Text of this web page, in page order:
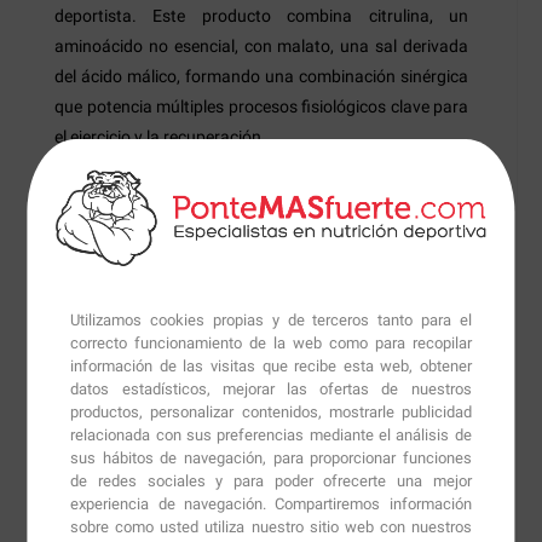
Utilizamos cookies propias y de terceros tanto para el
correcto funcionamiento de la web como para recopilar
información de las visitas que recibe esta web, obtener
datos estadísticos, mejorar las ofertas de nuestros
productos, personalizar contenidos, mostrarle publicidad
relacionada con sus preferencias mediante el análisis de
sus hábitos de navegación, para proporcionar funciones
de redes sociales y para poder ofrecerte una mejor
experiencia de navegación. Compartiremos información
sobre como usted utiliza nuestro sitio web con nuestros
deportista. Este producto combina citrulina, un
aminoácido no esencial, con malato, una sal derivada
del ácido málico, formando una combinación sinérgica
que potencia múltiples procesos fisiológicos clave para
el ejercicio y la recuperación.
Uno de los principales beneficios de
es su capacidad para incrementar la producción de
óxido nítrico en el organismo. Esto resulta en una
apertura de los vasos sanguíneos, lo que facilita el flujo
de sangre y el transporte de nutrientes a los músculos.
Esto ayuda a reducir la fatiga, mejorar la resistencia
durante actividades prolongadas y promover una
mayor capacidad de trabajo físico.
Además,Citrulline Malateha demostrado ser eficaz en
la eliminación de toxinas como el amoníaco y el ácido